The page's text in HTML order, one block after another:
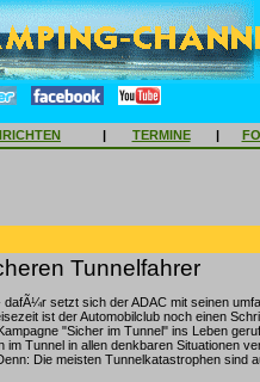
| TERMINE |
Tunnelfahrer
setzt sich der ADAC mit seinen
ist der Automobilclub noch einen
"Sicher im Tunnel" ins Leben
im Tunnel in allen denkbaren Situationen
Die meisten Tunnelkatastrophen sind